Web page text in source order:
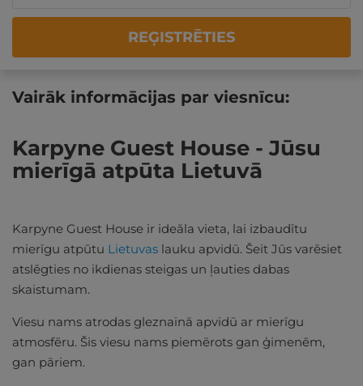
REĢISTRĒTIES
Vairāk informācijas par viesnīcu:
Karpyne Guest House - Jūsu
mierīgā atpūta Lietuvā
Karpyne Guest House ir ideāla vieta, lai izbaudītu
mierīgu atpūtu Lietuvas lauku apvidū. Šeit Jūs varēsiet
atslēgties no ikdienas steigas un ļauties dabas
skaistumam.
Viesu nams atrodas gleznainā apvidū ar mierīgu
atmosfēru. Šis viesu nams piemērots gan ģimenēm,
gan pāriem.